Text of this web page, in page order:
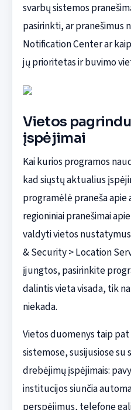
svarbų sistemos
pasirinkti, ar pranešimus
Notification Center ar
jų prioritetas ir buvimo
Vietos
įspėjimai
Kai kurios programos
kad siųstų aktualius
programėlė praneša
regioniniai pranešimai
valdyti vietos
& Security > Location
įjungtos, pasirinkite
dalintis vieta visada, tik
niekada.
Vietos duomenys taip
sistemose, susijusiose su
drebėjimų įspėjimais:
institucijos siunčia
perspėjimus, telefone